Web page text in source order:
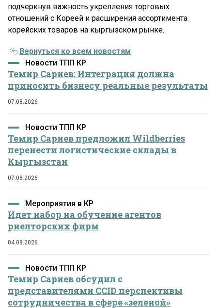
подчеркнув важность укрепления торговых
отношений с Кореей и расширения ассортимента
корейских товаров на кыргызском рынке.
Вернуться ко всем новостям
Новости ТПП КР
Темир Сариев: Интеграция должна
приносить бизнесу реальные результаты
07.08.2026
Новости ТПП КР
Темир Сариев предложил Wildberries
перенести логистические склады в
Кыргызстан
07.08.2026
Мероприятия в КР
Идет набор на обучение агентов
риелторских фирм
04.08.2026
Новости ТПП КР
Темир Сариев обсудил с
представителями CCID перспективы
сотрудничества в сфере «зеленой»